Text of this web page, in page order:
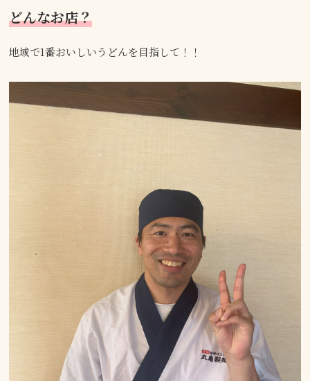
どんなお店？
地域で1番おいしいうどんを目指して！！